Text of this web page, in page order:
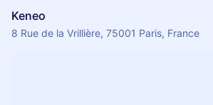
Keneo
8 Rue de la Vrillière, 75001 Paris, France